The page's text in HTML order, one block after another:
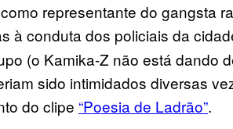
representante do gangsta
à conduta dos policiais da
(o Kamika-Z não está dando
sido intimidados diversas
do clipe “Poesia de Ladrão”.